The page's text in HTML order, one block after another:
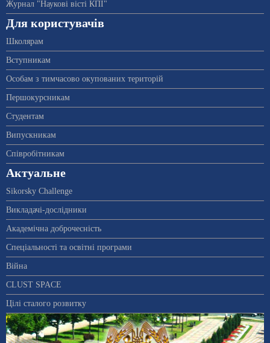
Журнал "Наукові вісті КПІ"
Для користувачів
Школярам
Вступникам
Особам з тимчасово окупованих територій
Першокурсникам
Студентам
Випускникам
Співробітникам
Актуальне
Sikorsky Challenge
Викладачі-дослідники
Академічна доброчесність
Спеціальності та освітні програми
Війна
CLUST SPACE
Цілі сталого розвитку